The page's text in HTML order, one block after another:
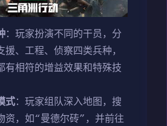
：玩家扮演不同的干员，分
援、工程、侦察四类兵种，
有相符的增益效果和特殊技
式：玩家组队深入地图，搜
资，如“曼德尔砖”，并前往